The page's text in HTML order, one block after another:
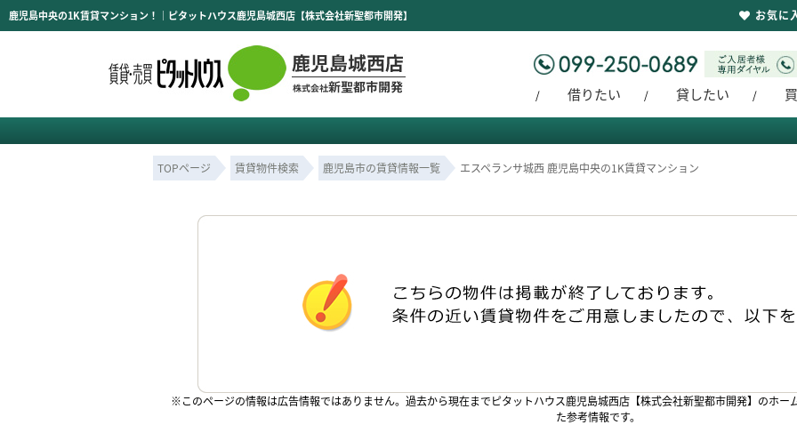
鹿児島中央の1K賃貸マンション！｜ピタットハウス鹿児島城西店【株式会社新聖都市開発】
借りたい 貸したい
TOPページ 賃貸物件検索 鹿児島市の賃貸情報一覧 エスペランサ城西 鹿児島中央の1K賃貸マンション
※このページの情報は広告情報ではありません。過去から現在までピタットハウス鹿児島城西店【株式会社新聖都市開発】のホー
た参考情報です。
お気に